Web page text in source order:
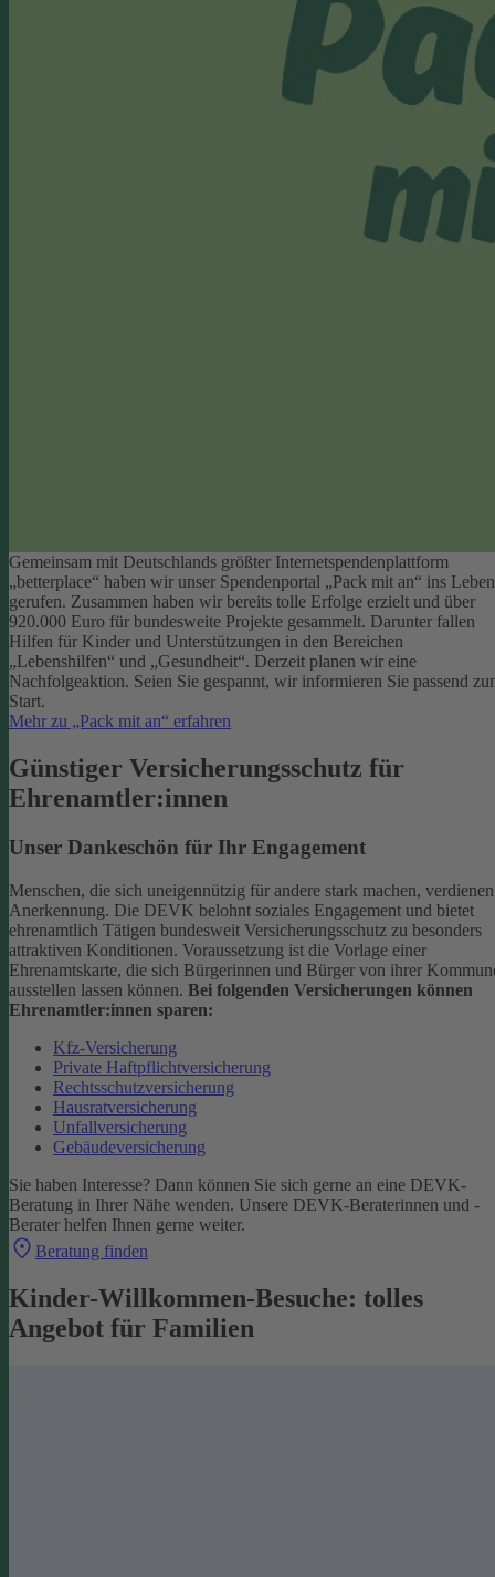
Gemeinsam mit Deutschlands größter Internetspendenplattform
„betterplace“ haben wir unser Spendenportal „Pack mit an“ ins Leben
gerufen. Zusammen haben wir bereits tolle Erfolge erzielt und über
920.000 Euro für bundesweite Projekte gesammelt. Darunter fallen
Hilfen für Kinder und Unterstützungen in den Bereichen
„Lebenshilfen“ und „Gesundheit“. Derzeit planen wir eine
Nachfolgeaktion. Seien Sie gespannt, wir informieren Sie passend
Start.
Mehr zu „Pack mit an“ erfahren
Günstiger Versicherungsschutz für
Ehrenamtler:innen
Unser Dankeschön für Ihr Engagement
Menschen, die sich uneigennützig für andere stark machen, verdienen
Anerkennung. Die DEVK belohnt soziales Engagement und bietet
ehrenamtlich Tätigen bundesweit Versicherungsschutz zu besonders
attraktiven Konditionen. Voraussetzung ist die Vorlage einer
Ehrenamtskarte, die sich Bürgerinnen und Bürger von ihrer
ausstellen lassen können. Bei folgenden Versicherungen können
Ehrenamtler:innen sparen:
Kfz-Versicherung
Private Haftpflichtversicherung
Rechtsschutzversicherung
Hausratversicherung
Unfallversicherung
Gebäudeversicherung
Sie haben Interesse? Dann können Sie sich gerne an eine DEVK-
Beratung in Ihrer Nähe wenden. Unsere DEVK-Beraterinnen und -
Berater helfen Ihnen gerne weiter.
Beratung finden
Kinder-Willkommen-Besuche: tolles
Angebot für Familien